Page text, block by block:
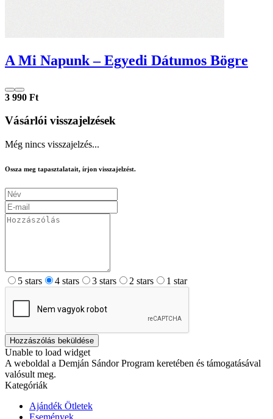
A Mi Napunk – Egyedi Dátumos Bögre
3 990 Ft
Vásárlói visszajelzések
Még nincs visszajelzés...
Ossza meg tapasztalatait, írjon visszajelzést.
5 stars 4 stars 3 stars 2 stars 1 star
Hozzászólás beküldése
Unable to load widget
A weboldal a Demján Sándor Program keretében és támogatásával
valósult meg.
Kategóriák
Ajándék Ötletek
Események